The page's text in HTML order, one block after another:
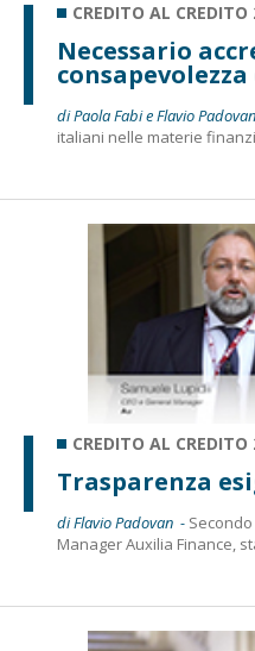
CREDITO AL CREDITO
Necessario
di Paola Fabi e Flavio
italiani nelle materie
CREDITO AL CREDITO
Trasparenza
di Flavio Padovan -
Manager Auxilia Finance,